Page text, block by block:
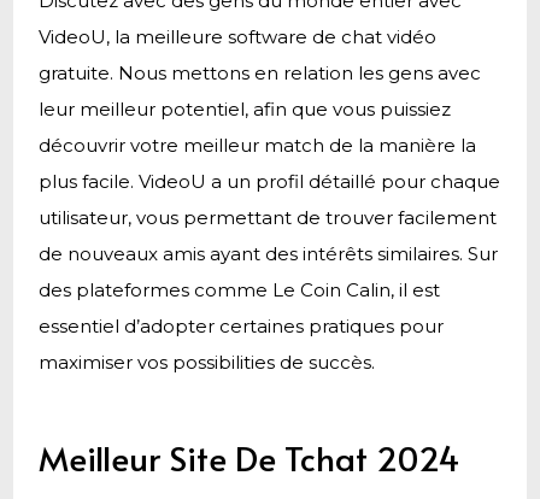
VideoU, la meilleure software de chat vidéo
gratuite. Nous mettons en relation les gens avec
leur meilleur potentiel, afin que vous puissiez
découvrir votre meilleur match de la manière la
plus facile. VideoU a un profil détaillé pour chaque
utilisateur, vous permettant de trouver facilement
de nouveaux amis ayant des intérêts similaires. Sur
des plateformes comme Le Coin Calin, il est
essentiel d’adopter certaines pratiques pour
maximiser vos possibilities de succès.
Meilleur Site De Tchat 2024